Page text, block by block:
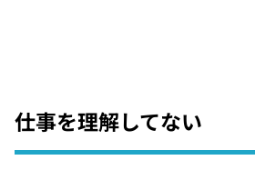
仕事を理解してない